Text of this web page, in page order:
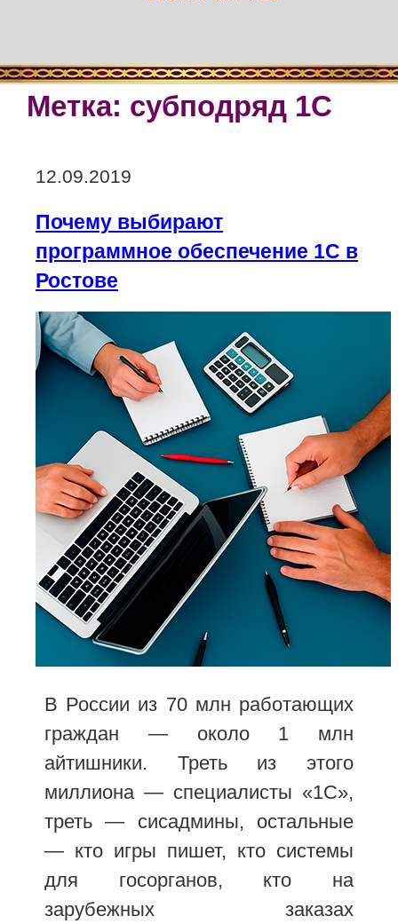
Метка: субподряд 1С
Опубликовано
12.09.2019
Почему выбирают
программное обеспечение 1С в
Ростове
В России из 70 млн работающих
граждан — около 1 млн
айтишники. Треть из этого
миллиона — специалисты «1С»,
треть — сисадмины, остальные
— кто игры пишет, кто системы
для госорганов, кто на
зарубежных заказах